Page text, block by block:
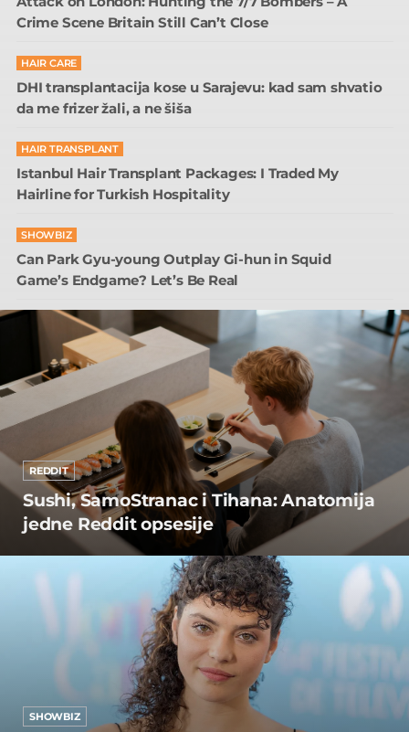
Crime Scene Britain Still Can’t Close
HAIR CARE
DHI transplantacija kose u Sarajevu: kad sam shvatio
da me frizer žali, a ne šiša
HAIR TRANSPLANT
Istanbul Hair Transplant Packages: I Traded My
Hairline for Turkish Hospitality
SHOWBIZ
Can Park Gyu-young Outplay Gi-hun in Squid
Game’s Endgame? Let’s Be Real
REDDIT
Sushi, SamoStranac i Tihana: Anatomija
jedne Reddit opsesije
SHOWBIZ